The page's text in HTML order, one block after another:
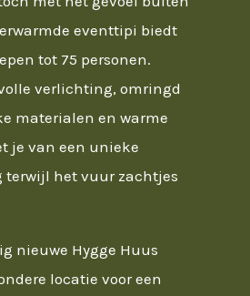
eventtipi biedt
tot 75 personen.
verlichting, omringd
materialen en warme
je van een unieke
terwijl het vuur zachtjes
nieuwe Hygge Huus
locatie voor een